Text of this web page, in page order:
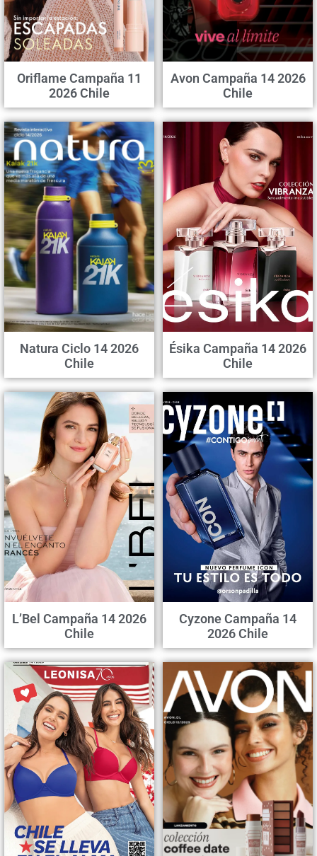
Oriflame Campaña 11
2026 Chile
Avon Campaña 14 2026
Chile
Natura Ciclo 14 2026
Chile
Ésika Campaña 14 2026
Chile
L’Bel Campaña 14 2026
Chile
Cyzone Campaña 14
2026 Chile